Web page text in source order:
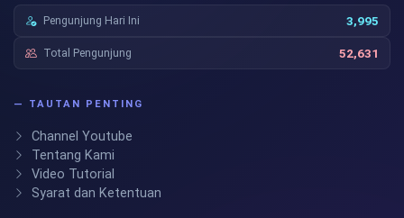
Pengunjung Hari Ini 3,995
Total Pengunjung 52,631
— TAUTAN PENTING
Channel Youtube
Tentang Kami
Video Tutorial
Syarat dan Ketentuan